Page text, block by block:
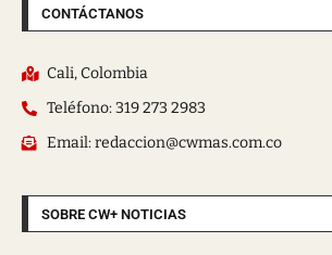
CONTÁCTANOS
Cali, Colombia
Teléfono: 319 273 2983
Email: redaccion@cwmas.com.co
SOBRE CW+ NOTICIAS